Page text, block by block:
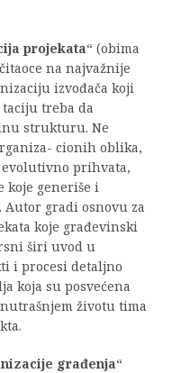
projekata“ (obima
na najvažnije
izvođača koji
treba da
strukturu. Ne
cionih oblika,
prihvata,
koje generiše i
gradi osnovu za
koje građevinski
širi uvod u
i procesi detaljno
koja su posvećena
životu tima
građenja“